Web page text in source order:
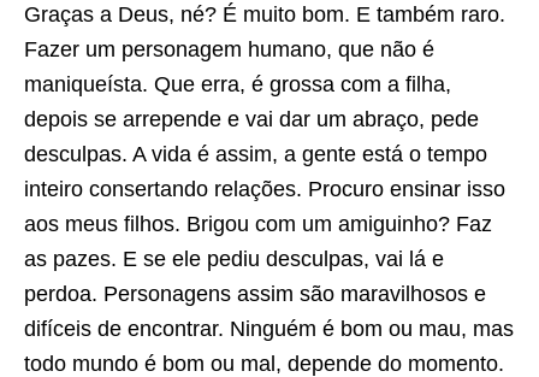
Graças a Deus, né? É muito bom. E também raro.
Fazer um personagem humano, que não é
maniqueísta. Que erra, é grossa com a filha,
depois se arrepende e vai dar um abraço, pede
desculpas. A vida é assim, a gente está o tempo
inteiro consertando relações. Procuro ensinar isso
aos meus filhos. Brigou com um amiguinho? Faz
as pazes. E se ele pediu desculpas, vai lá e
perdoa. Personagens assim são maravilhosos e
difíceis de encontrar. Ninguém é bom ou mau, mas
todo mundo é bom ou mal, depende do momento.